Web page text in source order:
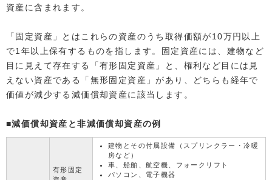
資産に含まれます。
「固定資産」とはこれらの資産のうち取得価額が10万円以上
で1年以上保有するものを指します。固定資産には、建物など
目に見えて存在する「有形固定資産」と、権利など目には見
えない資産である「無形固定資産」があり、どちらも経年で
価値が減少する減価償却資産に該当します。
■減価償却資産と非減価償却資産の例
有形固定
建物とその付属設備（スプリンクラー・冷暖
房など）
車、船舶、航空機、フォークリフト
パソコン、電子機器